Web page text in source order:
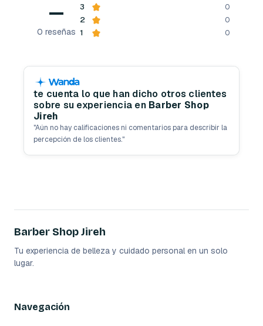
—
0 reseñas
3 0
2 0
1 0
te cuenta lo que han dicho otros clientes
sobre su experiencia en Barber Shop
Jireh
"Aún no hay calificaciones ni comentarios para describir la
percepción de los clientes."
Barber Shop Jireh
Tu experiencia de belleza y cuidado personal en un solo
lugar.
Navegación